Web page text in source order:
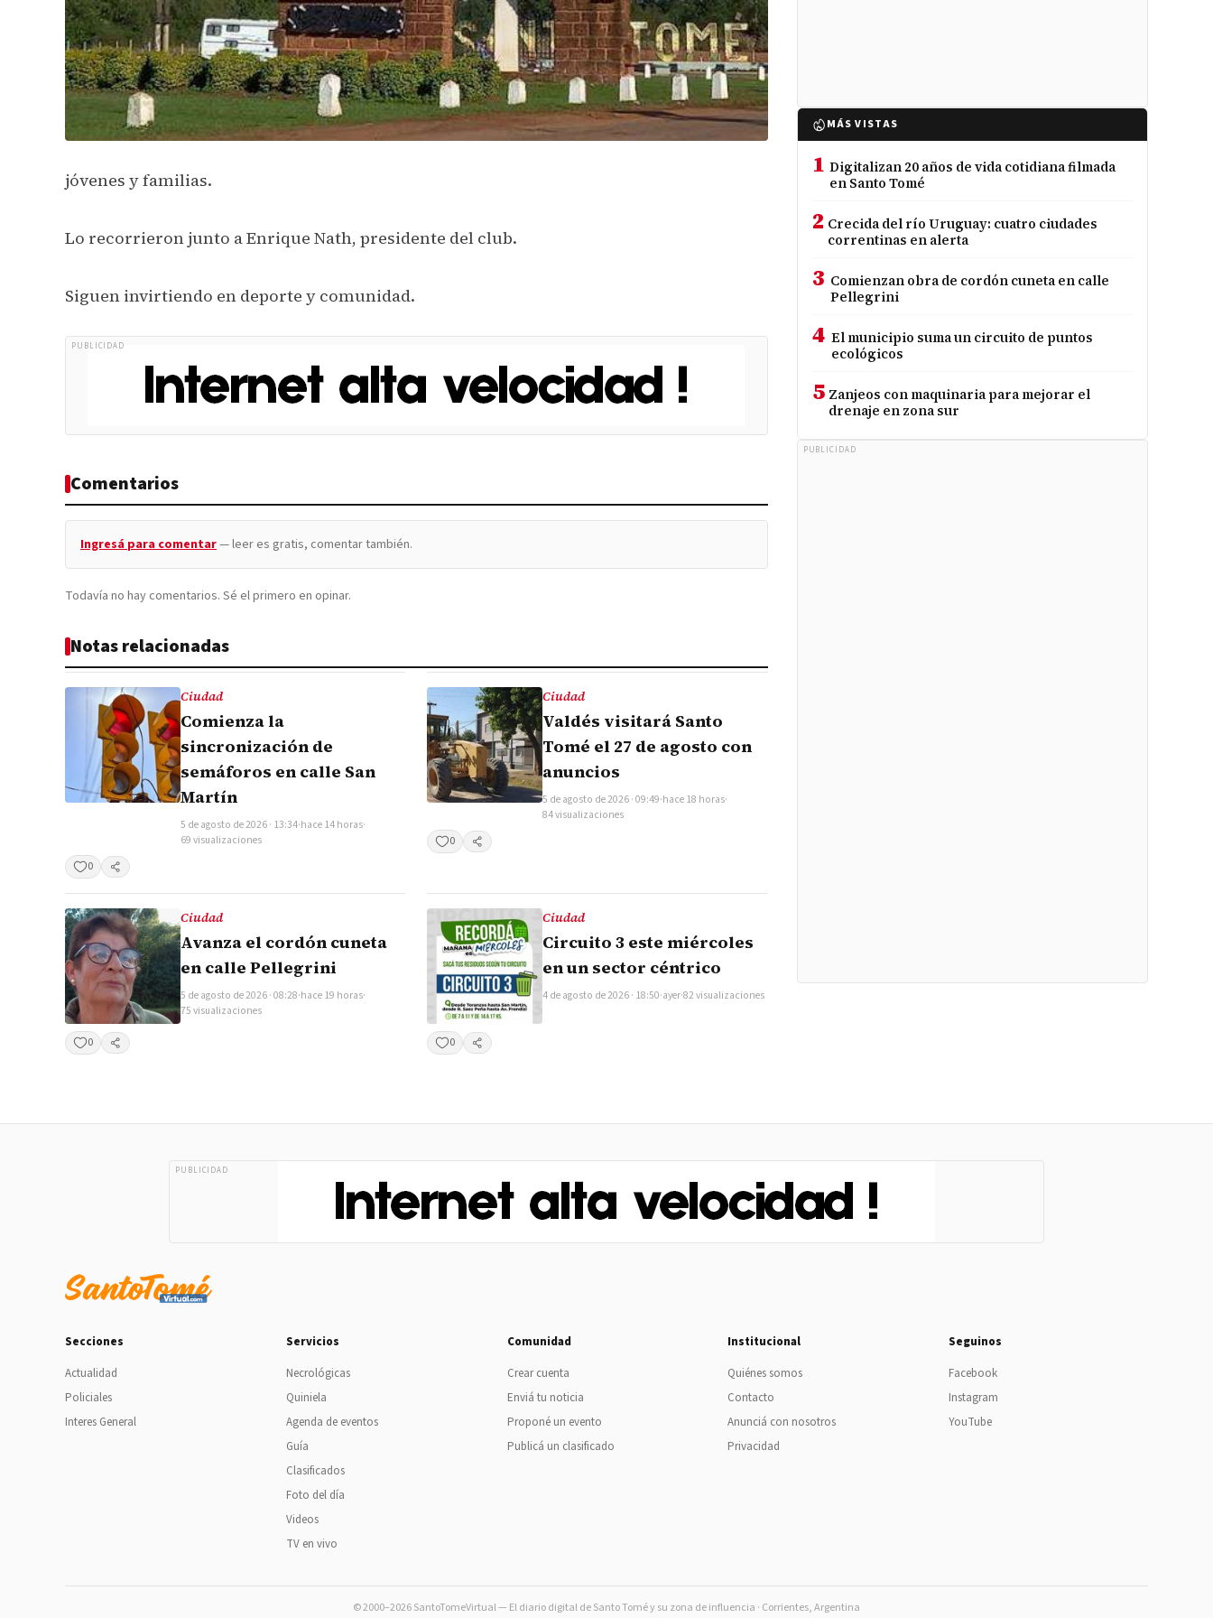
jóvenes y familias.
Lo recorrieron junto a Enrique Nath, presidente del club.
Siguen invirtiendo en deporte y comunidad.
PUBLICIDAD
Comentarios
Ingresá para comentar— leer es gratis, comentar también.
Todavía no hay comentarios. Sé el primero en opinar.
Notas relacionadas
Ciudad
Comienza la
sincronización de
semáforos en calle San
Martín
5 de agosto de 2026 · 13:34·hace 14 horas·
69 visualizaciones
0
Compartir
Ciudad
Valdés visitará Santo
Tomé el 27 de agosto con
anuncios
5 de agosto de 2026 · 09:49·hace 18 horas·
84 visualizaciones
0
Compartir
Ciudad
Avanza el cordón cuneta
en calle Pellegrini
5 de agosto de 2026 · 08:28·hace 19 horas·
75 visualizaciones
0 Compartir
Ciudad
Circuito 3 este miércoles
en un sector céntrico
4 de agosto de 2026 · 18:50·ayer·82 visualizaciones
0 Compartir
MÁS VISTAS
1 Digitalizan 20 años de vida cotidiana filmada
en Santo Tomé
2 Crecida del río Uruguay: cuatro ciudades
correntinas en alerta
3 Comienzan obra de cordón cuneta en calle
Pellegrini
4 El municipio suma un circuito de puntos
ecológicos
5 Zanjeos con maquinaria para mejorar el
drenaje en zona sur
PUBLICIDAD
PUBLICIDAD
Secciones
Actualidad
Policiales
Interes General
Servicios
Necrológicas
Quiniela
Agenda de eventos
Guía
Clasificados
Foto del día
Videos
TV en vivo
Comunidad
Crear cuenta
Enviá tu noticia
Proponé un evento
Publicá un clasificado
Institucional
Quiénes somos
Contacto
Anunciá con nosotros
Privacidad
Seguinos
Facebook
Instagram
YouTube
© 2000–2026 SantoTomeVirtual — El diario digital de Santo Tomé y su zona de influencia · Corrientes, Argentina